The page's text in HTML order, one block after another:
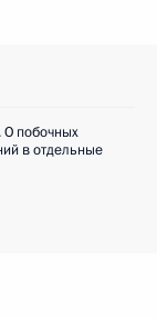
побочных
в отдельные